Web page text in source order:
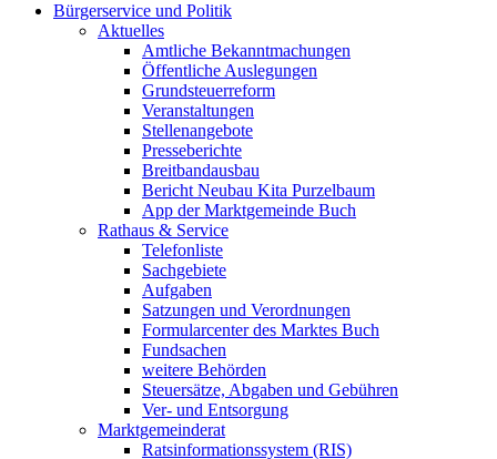
Bürgerservice und Politik
Aktuelles
Amtliche Bekanntmachungen
Öffentliche Auslegungen
Grundsteuerreform
Veranstaltungen
Stellenangebote
Presseberichte
Breitbandausbau
Bericht Neubau Kita Purzelbaum
App der Marktgemeinde Buch
Rathaus & Service
Telefonliste
Sachgebiete
Aufgaben
Satzungen und Verordnungen
Formularcenter des Marktes Buch
Fundsachen
weitere Behörden
Steuersätze, Abgaben und Gebühren
Ver- und Entsorgung
Marktgemeinderat
Ratsinformationssystem (RIS)